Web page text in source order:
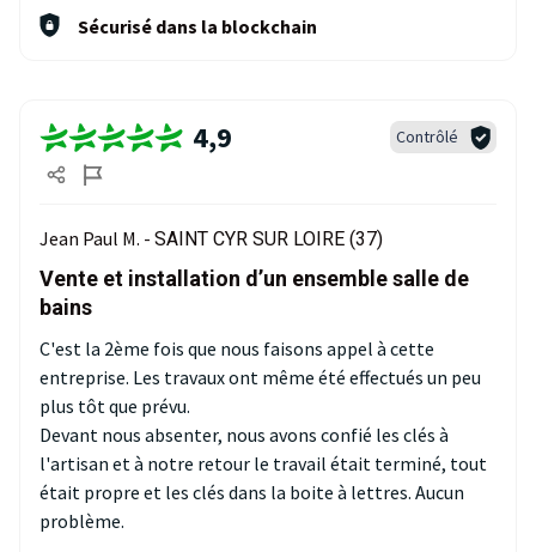
Sécurisé dans la blockchain
4,9 Contrôlé
Jean Paul M. - SAINT CYR SUR LOIRE (37)
Vente et installation d’un ensemble salle de
bains
C'est la 2ème fois que nous faisons appel à cette
entreprise. Les travaux ont même été effectués un peu
plus tôt que prévu.
Devant nous absenter, nous avons confié les clés à
l'artisan et à notre retour le travail était terminé, tout
était propre et les clés dans la boite à lettres. Aucun
problème.